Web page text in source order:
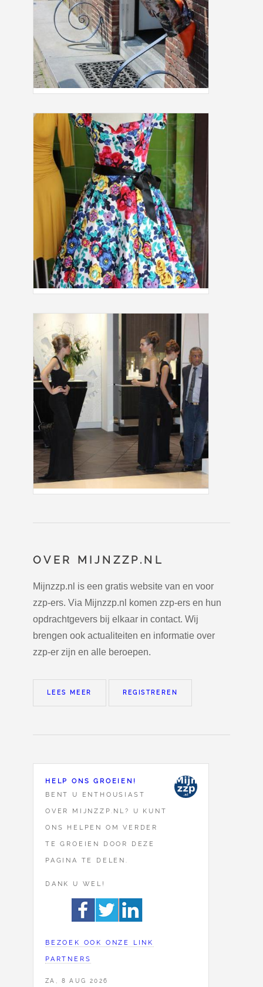
OVER MIJNZZP.NL
Mijnzzp.nl is een gratis website van en voor
zzp-ers. Via Mijnzzp.nl komen zzp-ers en hun
opdrachtgevers bij elkaar in contact. Wij
brengen ook actualiteiten en informatie over
zzp-er zijn en alle beroepen.
LEES MEER REGISTREREN
HELP ONS GROEIEN!
BENT U ENTHOUSIAST
OVER MIJNZZP.NL? U KUNT
ONS HELPEN OM VERDER
TE GROEIEN DOOR DEZE
PAGINA TE DELEN.
DANK U WEL!
BEZOEK OOK ONZE LINK
PARTNERS
ZA, 8 AUG 2026